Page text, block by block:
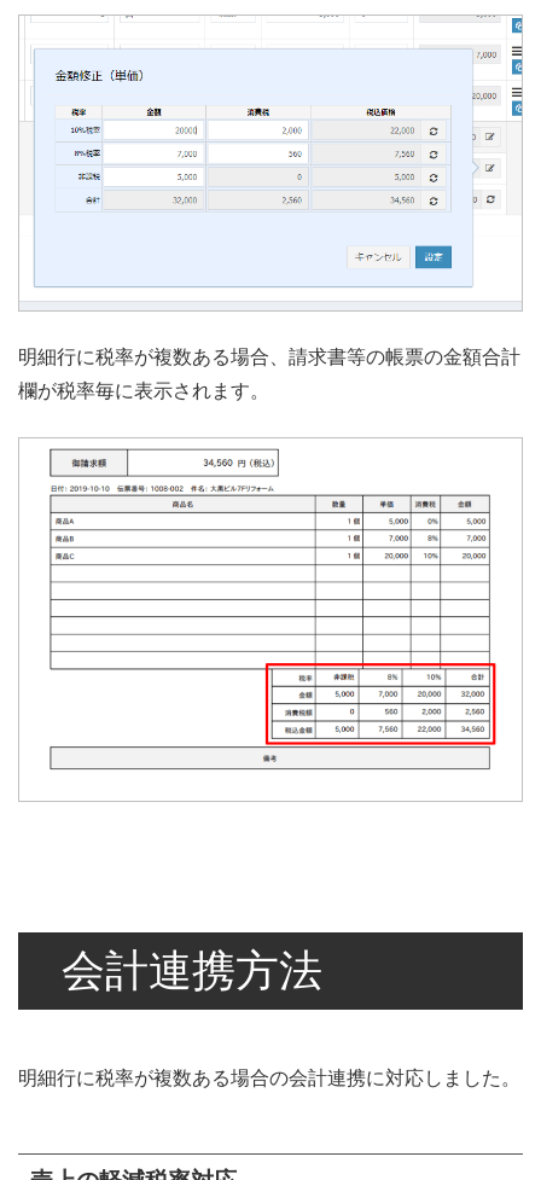
明細行に税率が複数ある場合、請求書等の帳票の金額合計
欄が税率毎に表示されます。
会計連携方法
明細行に税率が複数ある場合の会計連携に対応しました。